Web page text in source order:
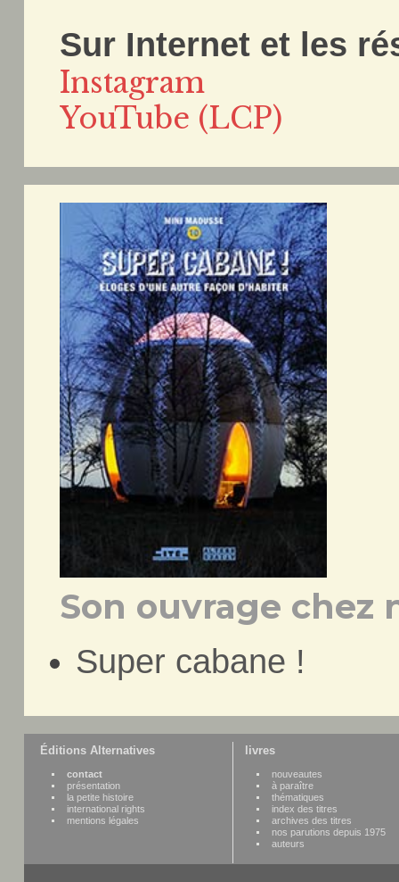
Sur Internet et les
Instagram
YouTube (LCP)
Son ouvrage chez
Super cabane !
Éditions Alternatives
contact
présentation
la petite histoire
international rights
mentions légales
livres
nouveautes
à paraître
thématiques
index des titres
archives des titres
nos parutions depuis 1975
auteurs